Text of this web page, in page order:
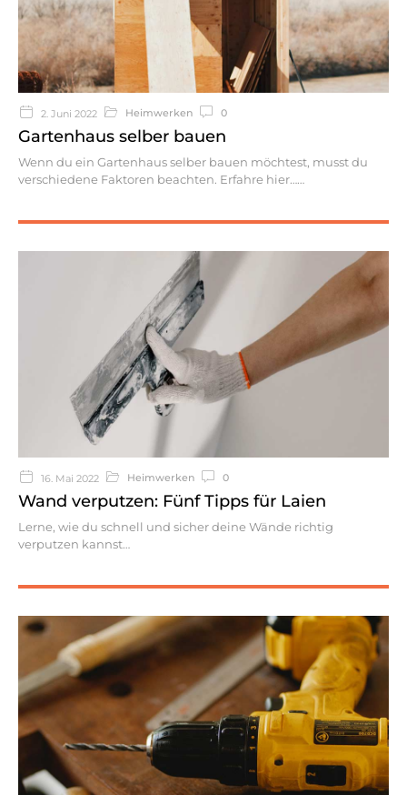
2. Juni 2022 Heimwerken 0
Gartenhaus selber bauen
Wenn du ein Gartenhaus selber bauen möchtest, musst du
verschiedene Faktoren beachten. Erfahre hier…
16. Mai 2022 Heimwerken 0
Wand verputzen: Fünf Tipps für Laien
Lerne, wie du schnell und sicher deine Wände richtig
verputzen kannst